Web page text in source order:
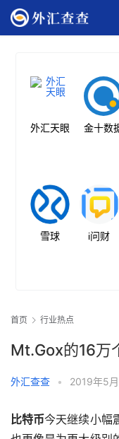
外汇天眼 金十数
雪球 i问财
首页 行业热点
Mt.Gox的16万
外汇查查 • 2019年5
比特币今天继续小幅